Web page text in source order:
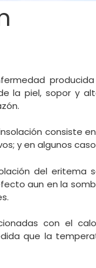
la piel, sopor y
consiste
y en algunos
del eritema
aun en la
con el
que la